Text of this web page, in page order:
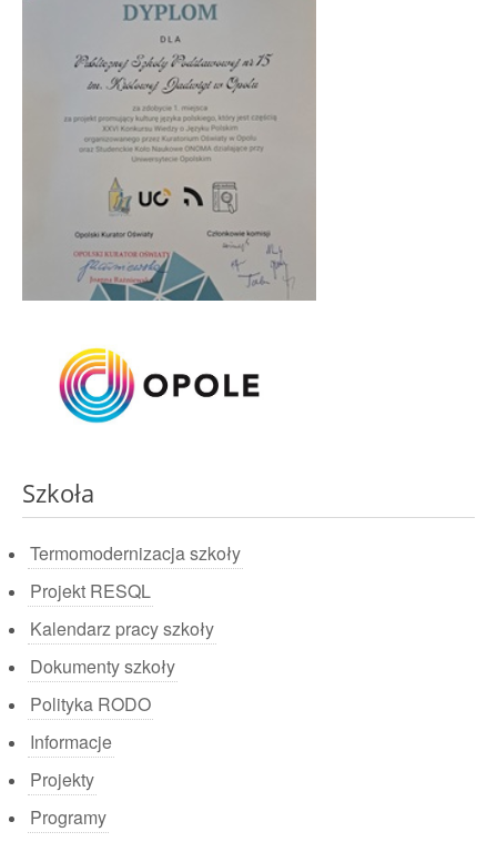
Szkoła
Termomodernizacja szkoły
Projekt RESQL
Kalendarz pracy szkoły
Dokumenty szkoły
Polityka RODO
Informacje
Projekty
Programy